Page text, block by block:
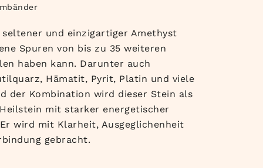
und einzigartiger Amethyst
Spuren von bis zu 35 weiteren
haben kann. Darunter auch
Hämatit, Pyrit, Platin und viele
der Kombination wird dieser Stein als
mit starker energetischer
wird mit Klarheit, Ausgeglichenheit
gebracht.